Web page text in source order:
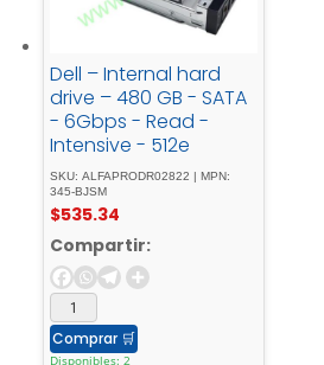
Dell – Internal hard
drive – 480 GB - SATA
- 6Gbps - Read -
Intensive - 512e
SKU: ALFAPRODR02822 | MPN:
345-BJSM
$535.34
Compartir:
Comprar 🛒
Disponibles: 2